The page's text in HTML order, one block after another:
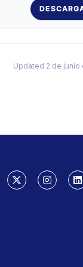
Updated 2 de junio